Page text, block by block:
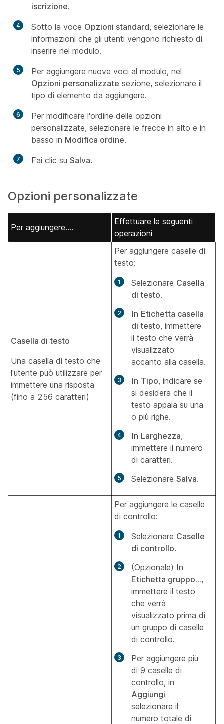
iscrizione.
4 Sotto la voce Opzioni standard, selezionare le
informazioni che gli utenti vengono richiesto di
inserire nel modulo.
5
Per aggiungere nuove voci al modulo, nel
Opzioni personalizzate sezione, selezionare il
tipo di elemento da aggiungere.
6
Per modificare l'ordine delle opzioni
personalizzate, selezionare le frecce in alto e in
basso in Modifica ordine.
7 Fai clic su Salva.
Opzioni personalizzate
Per aggiungere....
Effettuare le seguenti
operazioni
Casella di testo
Una casella di testo che
l'utente può utilizzare per
immettere una risposta
(fino a 256 caratteri)
Per aggiungere caselle di
testo:
Selezionare Casella
di testo.
In Etichetta casella
di testo, immettere
il testo che verrà
visualizzato
accanto alla casella.
In Tipo, indicare se
si desidera che il
testo appaia su una
o più righe.
In Larghezza,
immettere il numero
di caratteri.
Selezionare Salva.
Per aggiungere le caselle
di controllo:
Selezionare Caselle
di controllo.
(Opzionale) In
Etichetta gruppo...,
immettere il testo
che verrà
visualizzato prima di
un gruppo di caselle
di controllo.
Per aggiungere più
di 9 caselle di
controllo, in
Aggiungi
selezionare il
numero totale di